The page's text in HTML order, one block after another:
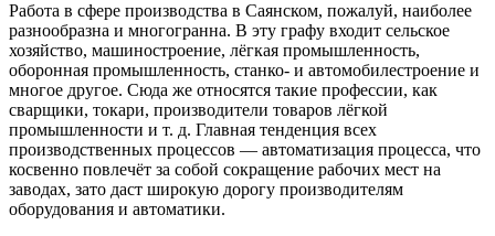
Работа в сфере производства в Саянском, пожалуй, наиболее
разнообразна и многогранна. В эту графу входит сельское
хозяйство, машиностроение, лёгкая промышленность,
оборонная промышленность, станко- и автомобилестроение и
многое другое. Сюда же относятся такие профессии, как
сварщики, токари, производители товаров лёгкой
промышленности и т. д. Главная тенденция всех
производственных процессов — автоматизация процесса, что
косвенно повлечёт за собой сокращение рабочих мест на
заводах, зато даст широкую дорогу производителям
оборудования и автоматики.